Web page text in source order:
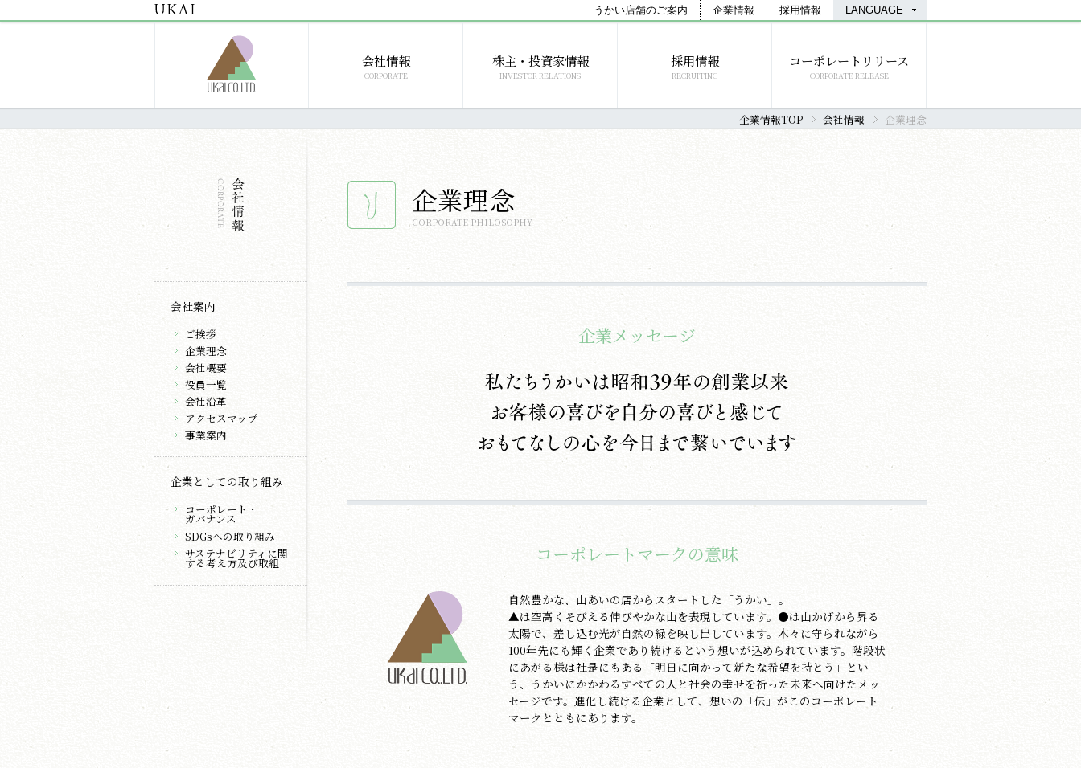
LANGUAGE
うかい店舗のご案内 企業情報 採用情報
会社情報
CORPORATE
株主・投資家情報
INVESTOR RELATIONS
採用情報
RECRUITING
コーポレートリリース
CORPORATE RELEASE
企業理念
会社情報
企業情報TOP
会社案内
ご挨拶
企業理念
会社概要
役員一覧
会社沿革
アクセスマップ
事業案内
企業としての取り組み
コーポレート・
ガバナンス
SDGsへの取り組み
サステナビリティに関
する考え方及び取組
企業理念
CORPORATE PHILOSOPHY
企業メッセージ
コーポレートマークの意味
自然豊かな、山あいの店からスタートした「うかい」。
▲は空高くそびえる伸びやかな山を表現しています。●は山かげから昇る
太陽で、差し込む光が自然の緑を映し出しています。木々に守られながら
100年先にも輝く企業であり続けるという想いが込められています。階段状
にあがる様は社是にもある「明日に向かって新たな希望を持とう」とい
う、うかいにかかわるすべての人と社会の幸せを祈った未来へ向けたメッ
セージです。進化し続ける企業として、想いの「伝」がこのコーポレート
マークとともにあります。